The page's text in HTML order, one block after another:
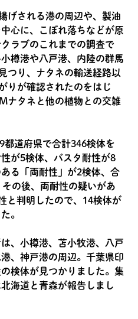
げされる港の周辺や、製油
心に、こぼれ落ちなどが原
ラブのこれまでの調査で
樽港や八戸港、内陸の群馬
つり、ナタネの輸送経路以
りが確認されたのをはじ
ナタネと他の植物との交雑
都道府県で合計346検体を
が5検体、バスタ耐性が8
る「両耐性」が2検体、合
の後、両耐性の疑いがあ
と判明したので、14検体が
。
、小樽港、苫小牧港、八戸
、神戸港の周辺。千葉県印
検体が見つかりました。集
海道と青森が報告しまし